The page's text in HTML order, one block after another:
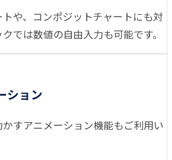
や、コンポジットチャートにも対
では数値の自由入力も可能です。
ション
すアニメーション機能もご利用い